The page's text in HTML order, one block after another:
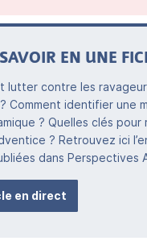
EN UNE
lutter contre les
Comment identifier une
? Quelles clés pour
? Retrouvez ici
dans Perspectives
en direct